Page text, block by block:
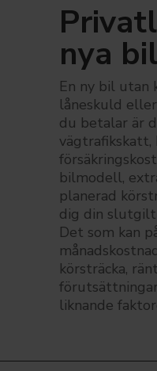
nya bil
En ny bil utan
låneskuld
du betalar är
vägtrafikskatt,
bilmodell,
planerad
dig din
Det som kan
körsträcka,
liknande